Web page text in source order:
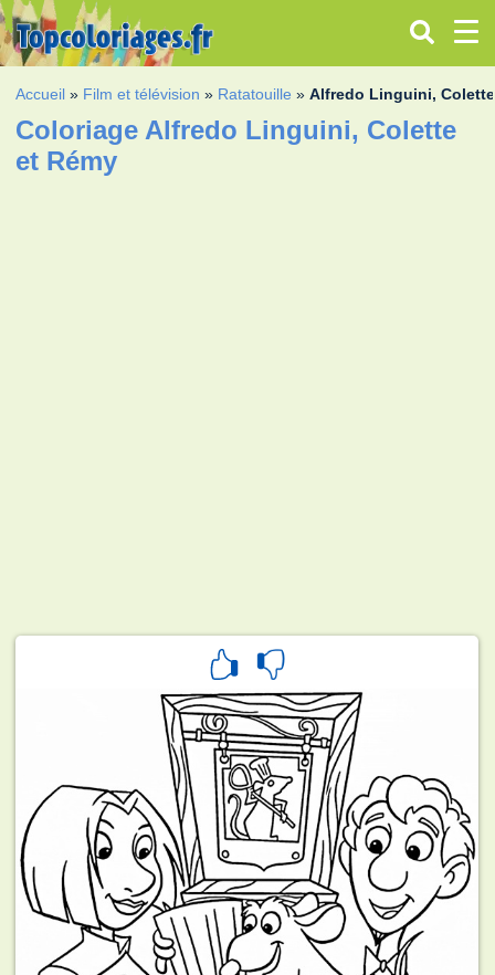
Accueil » Film et télévision » Ratatouille »Alfredo Linguini,
Coloriage Alfredo Linguini, Colette
et Rémy